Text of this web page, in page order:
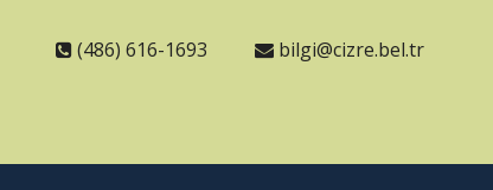
(486) 616-1693 bilgi@cizre.bel.tr